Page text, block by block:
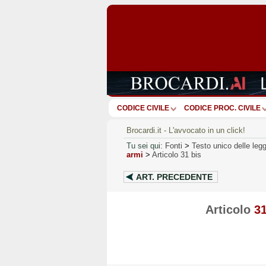
CODICE CIVILE CODICE PROC. CIVILE
Brocardi.it - L'avvocato in un click!
Tu sei qui: Fonti > Testo unico delle
armi > Articolo 31 bis
ART. PRECEDENTE
Articolo